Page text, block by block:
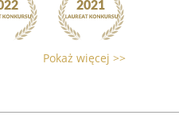
Pokaż więcej >>